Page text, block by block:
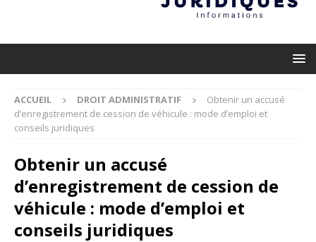
ACCUEIL DROIT ADMINISTRATIF
Obtenir un accusé
d’enregistrement de cession de véhicule : mode d’emploi et
conseils juridiques
Obtenir un accusé
d’enregistrement de cession de
véhicule : mode d’emploi et
conseils juridiques